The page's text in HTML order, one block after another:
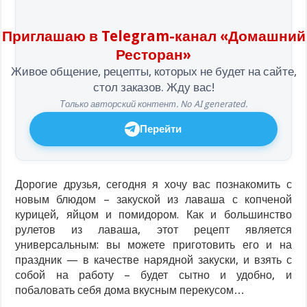
Приглашаю в Telegram-канал «Домашний
Ресторан»
Живое общение, рецепты, которых не будет на сайте,
стол заказов. Жду вас!
Только авторский контент. No AI generated.
Перейти
Дорогие друзья, сегодня я хочу вас познакомить с
новым блюдом – закуской из лаваша с копченой
курицей, яйцом и помидором. Как и большинство
рулетов из лаваша, этот рецепт является
универсальным: вы можете приготовить его и на
праздник — в качестве нарядной закуски, и взять с
собой на работу – будет сытно и удобно, и
побаловать себя дома вкусным перекусом…